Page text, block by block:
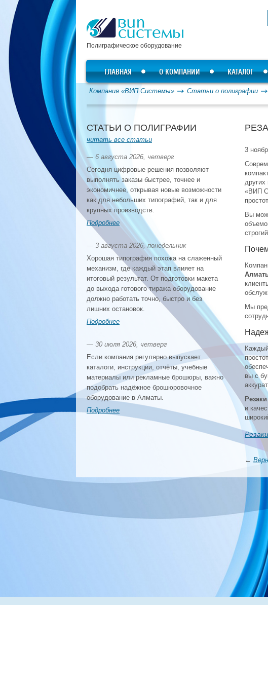
Полиграфическое оборудование
ГЛАВНАЯ О КОМПАНИИ КАТАЛОГ
Компания «ВИП Системы» Статьи о полиграфии
СТАТЬИ О ПОЛИГРАФИИ
читать все статьи
— 6 августа 2026, четверг
Сегодня цифровые решения позволяют
выполнять заказы быстрее, точнее и
экономичнее, открывая новые возможности
как для небольших типографий, так и для
крупных производств.
Подробнее
— 3 августа 2026, понедельник
Хорошая типография похожа на слаженный
механизм, где каждый этап влияет на
итоговый результат. От подготовки макета
до выхода готового тиража оборудование
должно работать точно, быстро и без
лишних остановок.
Подробнее
— 30 июля 2026, четверг
Если компания регулярно выпускает
каталоги, инструкции, отчёты, учебные
материалы или рекламные брошюры, важно
подобрать надёжное брошюровочное
оборудование в Алматы.
Подробнее
3
«ВИП
Вы
Мы
вы с
и
←